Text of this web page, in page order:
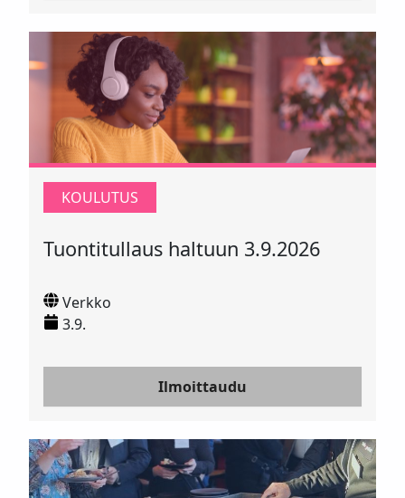
KOULUTUS
Tuontitullaus haltuun 3.9.2026
Verkko
3.9.
Ilmoittaudu